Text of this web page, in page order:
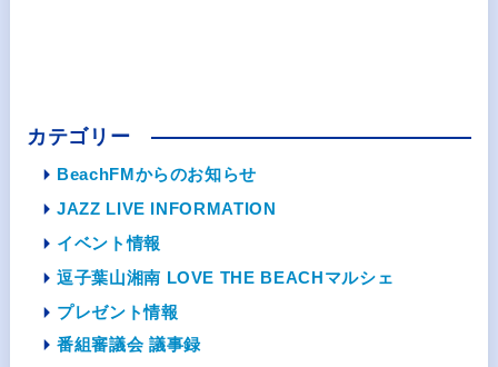
カテゴリー
BeachFMからのお知らせ
JAZZ LIVE INFORMATION
イベント情報
逗子葉山湘南 LOVE THE BEACHマルシェ
プレゼント情報
番組審議会 議事録